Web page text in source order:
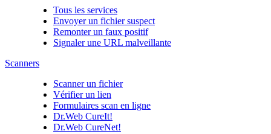
Tous les services
Envoyer un fichier suspect
Remonter un faux positif
Signaler une URL malveillante
Scanners
Scanner un fichier
Vérifier un lien
Formulaires scan en ligne
Dr.Web CureIt!
Dr.Web CureNet!